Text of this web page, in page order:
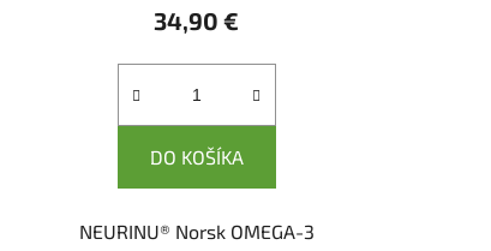
34,90 €
DO KOŠÍKA
NEURINU® Norsk OMEGA-3